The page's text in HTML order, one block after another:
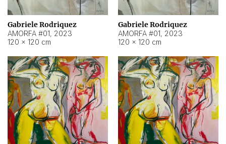
Gabriele Rodriquez
AMORFA #01, 2023
120 × 120 cm
Gabriele Rodriquez
AMORFA #01, 2023
120 × 120 cm